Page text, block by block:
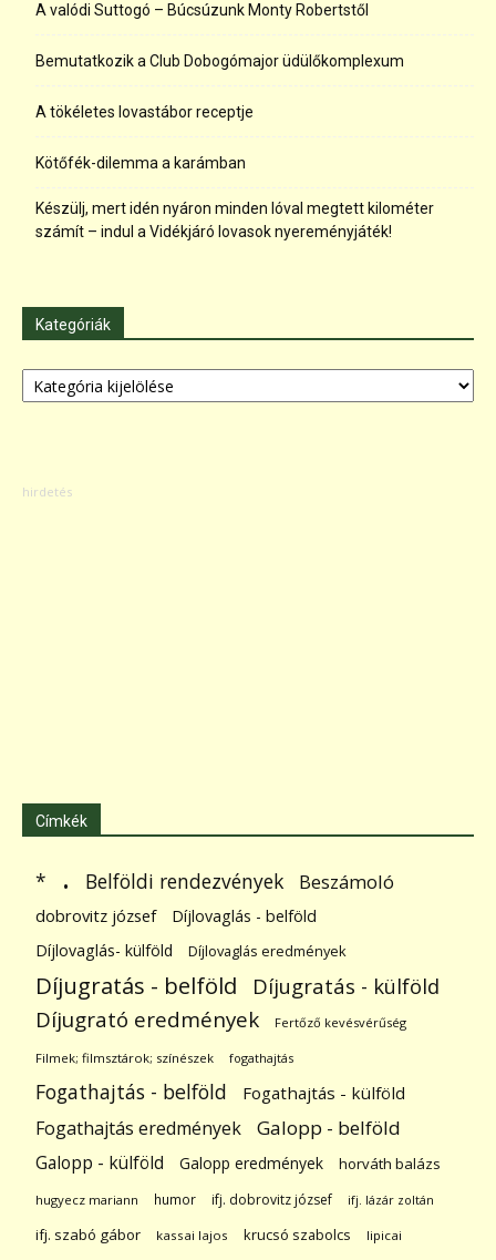
A valódi Suttogó – Búcsúzunk Monty Robertstől
Bemutatkozik a Club Dobogómajor üdülőkomplexum
A tökéletes lovastábor receptje
Kötőfék-dilemma a karámban
Készülj, mert idén nyáron minden lóval megtett kilométer
számít – indul a Vidékjáró lovasok nyereményjáték!
Kategóriák
Kategóriák
Címkék
* . Belföldi rendezvények Beszámoló
dobrovitz józsef
Díjlovaglás - belföld
Díjlovaglás- külföld
Díjlovaglás eredmények
Díjugratás - belföld Díjugratás - külföld
Díjugrató eredmények Fertőző kevésvérűség
Filmek; filmsztárok; színészek fogathajtás
Fogathajtás - belföld Fogathajtás - külföld
Fogathajtás eredmények Galopp - belföld
Galopp - külföld Galopp eredmények horváth balázs
hugyecz mariann humor ifj. dobrovitz józsef ifj. lázár zoltán
ifj. szabó gábor kassai lajos krucsó szabolcs lipicai